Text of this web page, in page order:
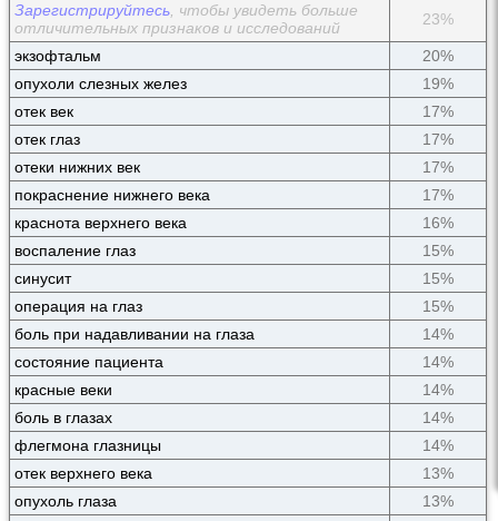
Зарегистрируйтесь , чтобы увидеть больше
отличительных признаков и исследований
23%
экзофтальм
20%
опухоли слезных желез
19%
отек век
17%
отек глаз
17%
отеки нижних век
17%
покраснение нижнего века
17%
краснота верхнего века
16%
воспаление глаз
15%
синусит
15%
операция на глаз
15%
боль при надавливании на глаза
14%
состояние пациента
14%
красные веки
14%
боль в глазах
14%
флегмона глазницы
14%
отек верхнего века
13%
опухоль глаза
13%